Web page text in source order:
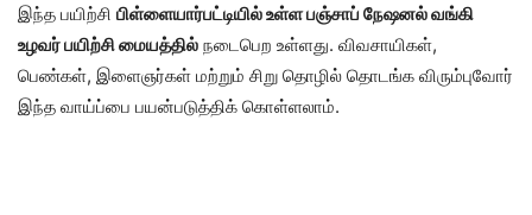
இந்த பயிற்சி பிள்ளையார்பட்டியில் உள்ள பஞ்சாப் நேஷனல் வங்கி
உழவர் பயிற்சி மையத்தில் நடைபெற உள்ளது. விவசாயிகள்,
பெண்கள், இளைஞர்கள் மற்றும் சிறு தொழில் தொடங்க விரும்புவோர்
இந்த வாய்ப்பை பயன்படுத்திக் கொள்ளலாம்.